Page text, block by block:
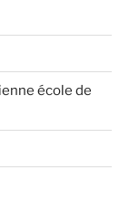
école de